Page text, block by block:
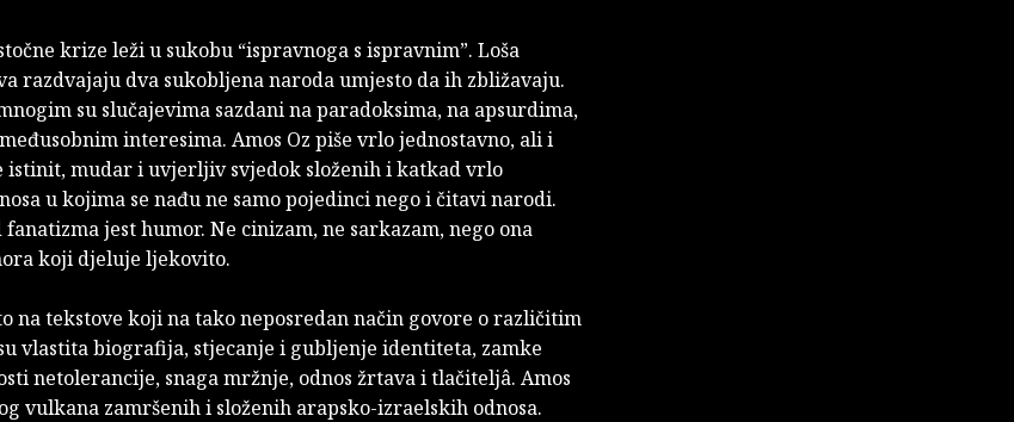
krize leži u sukobu “ispravnoga s ispravnim”. Loša
razdvajaju dva sukobljena naroda umjesto da ih zbližavaju.
su slučajevima sazdani na paradoksima, na apsurdima,
interesima. Amos Oz piše vrlo jednostavno, ali i
istinit, mudar i uvjerljiv svjedok složenih i katkad vrlo
u kojima se nađu ne samo pojedinci nego i čitavi narodi.
fanatizma jest humor. Ne cinizam, ne sarkazam, nego ona
koji djeluje ljekovito.
na tekstove koji na tako neposredan način govore o različitim
vlastita biografija, stjecanje i gubljenje identiteta, zamke
netolerancije, snaga mržnje, odnos žrtava i tlačiteljâ. Amos
vulkana zamršenih i složenih arapsko-izraelskih odnosa.